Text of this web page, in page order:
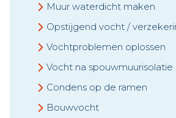
Muur waterdicht maken
Opstijgend vocht /
Vochtproblemen oplossen
Vocht na spouwmuurisolatie
Condens op de ramen
Bouwvocht